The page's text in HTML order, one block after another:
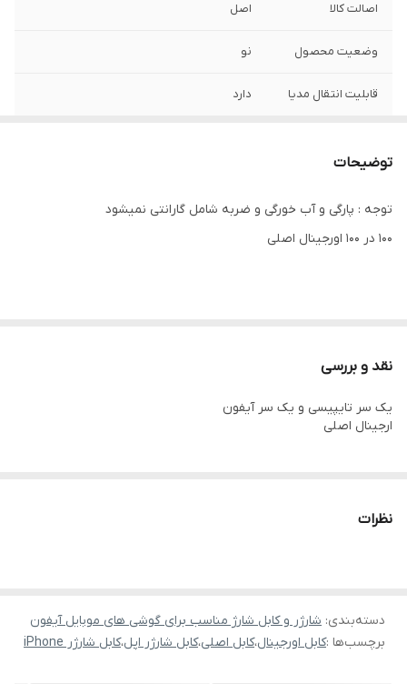
اصالت کالا اصل
وضعیت محصول نو
قابلیت انتقال مدیا دارد
جریان
توضیحات
توجه : پارگی و آب خورگی و ضربه شامل گارانتی نمیشود
100 در 100 اورجینال اصلی
نقد و بررسی
یک سر تایپیسی و یک سر آیفون
ارجینال اصلی
نظرات
دسته‌بندی: شارژر و کابل شارژ مناسب برای گوشی های موبایل آیفون
برچسب‌ها :کابل اورجینال،کابل اصلی،کابل شارژر اپل،کابل شارژر iPhone